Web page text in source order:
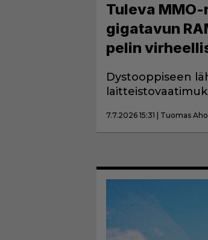
Tuleva
gigatavun
pelin
Dystooppiseen
7.7.2026 15:31 | Tuomas